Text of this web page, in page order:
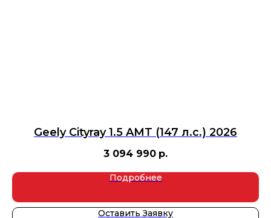
Geely Cityray 1.5 AMT (147 л.с.) 2026
3 094 990 р.
Подробнее
Оставить Заявку